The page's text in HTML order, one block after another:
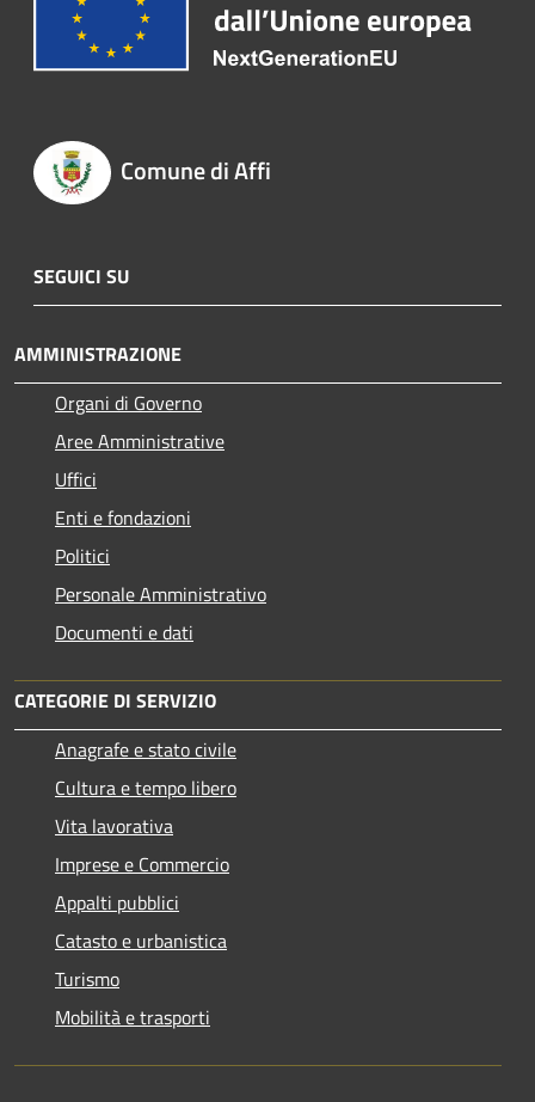
Comune di Affi
SEGUICI SU
AMMINISTRAZIONE
Organi di Governo
Aree Amministrative
Uffici
Enti e fondazioni
Politici
Personale Amministrativo
Documenti e dati
CATEGORIE DI SERVIZIO
Anagrafe e stato civile
Cultura e tempo libero
Vita lavorativa
Imprese e Commercio
Appalti pubblici
Catasto e urbanistica
Turismo
Mobilità e trasporti